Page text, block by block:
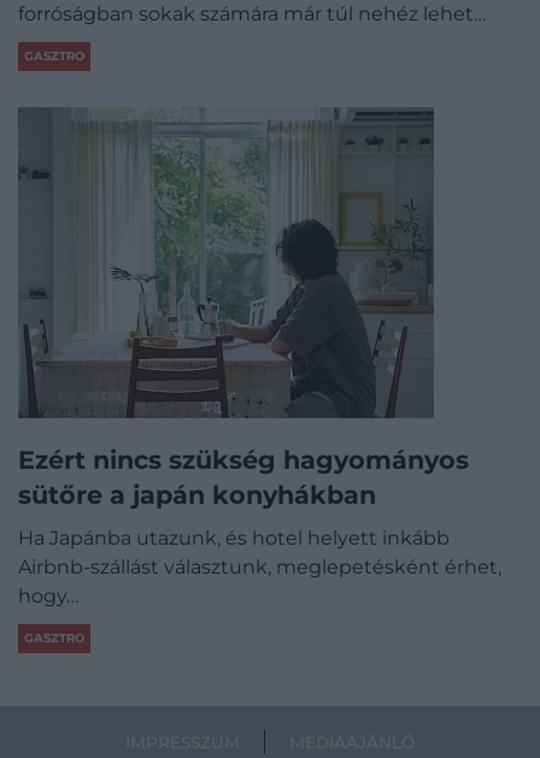
forróságban sokak számára már túl nehéz lehet…
GASZTRO
Ezért nincs szükség hagyományos
sütőre a japán konyhákban
Ha Japánba utazunk, és hotel helyett inkább
Airbnb-szállást választunk, meglepetésként érhet,
hogy…
GASZTRO